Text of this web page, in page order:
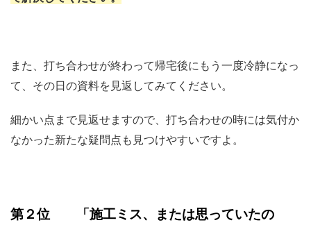
また、打ち合わせが終わって帰宅後にもう一度冷静になっ
て、その日の資料を見返してみてください。
細かい点まで見返せますので、打ち合わせの時には気付か
なかった新たな疑問点も見つけやすいですよ。
第２位 「施工ミス、または思っていたの